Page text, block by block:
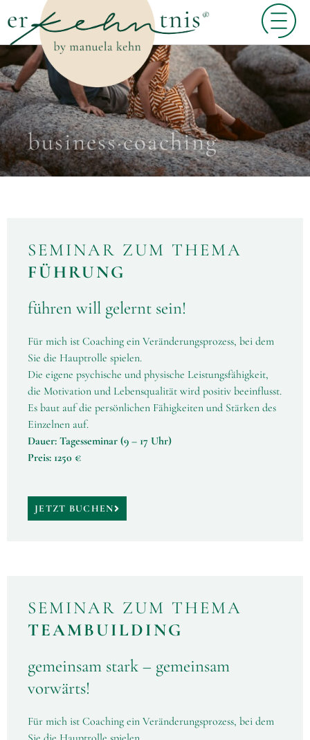
business·coaching
SEMINAR ZUM THEMA
FÜHRUNG
führen will gelernt sein!
Für mich ist Coaching ein Veränderungsprozess, bei dem
Sie die Hauptrolle spielen.
Die eigene psychische und physische Leistungsfähigkeit,
die Motivation und Lebensqualität wird positiv beeinflusst.
Es baut auf die persönlichen Fähigkeiten und Stärken des
Einzelnen auf.
Dauer: Tagesseminar (9 – 17 Uhr)
Preis: 1250 €
JETZT BUCHEN
SEMINAR ZUM THEMA
TEAMBUILDING
gemeinsam stark – gemeinsam
vorwärts!
Für mich ist Coaching ein Veränderungsprozess, bei dem